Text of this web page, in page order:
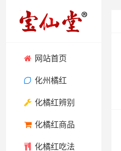
网站首页
化州橘红
化橘红辨别
化橘红商品
化橘红吃法